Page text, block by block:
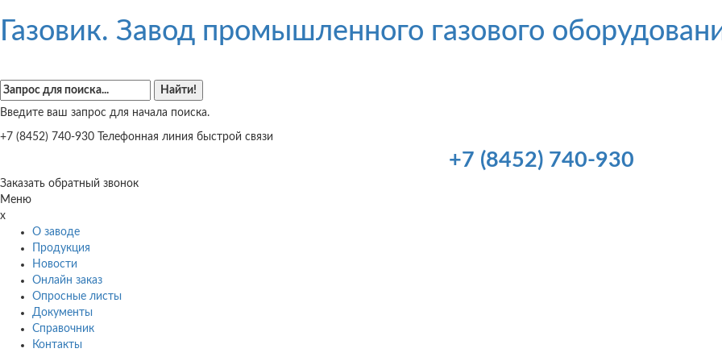
Газовик. Завод промышленного газового
Введите ваш запрос для начала поиска.
+7 (8452) 740-930 Телефонная линия быстрой связи
+7 (8452) 740-930
Заказать обратный звонок
Меню
x
О заводе
Продукция
Новости
Онлайн заказ
Опросные листы
Документы
Справочник
Контакты